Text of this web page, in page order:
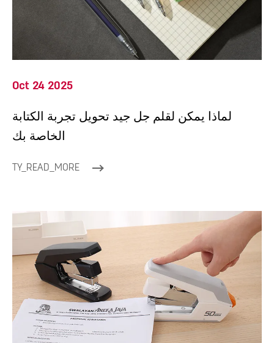
Oct 24 2025
لماذا يمكن لقلم جل جيد تحويل تجربة الكتابة
الخاصة بك
TY_READ_MORE